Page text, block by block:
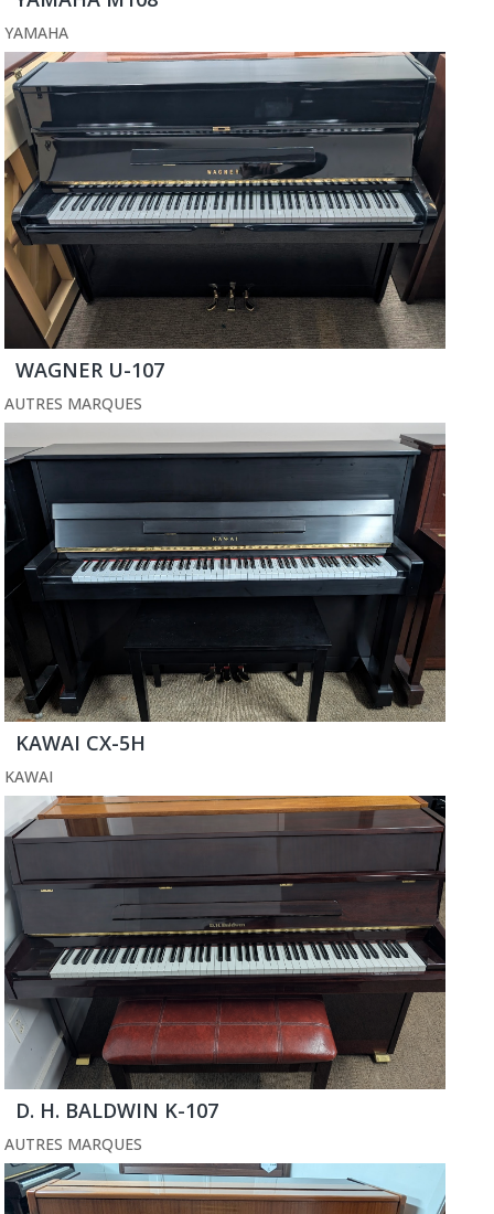
YAMAHA
WAGNER U-107
AUTRES MARQUES
KAWAI CX-5H
KAWAI
D. H. BALDWIN K-107
AUTRES MARQUES